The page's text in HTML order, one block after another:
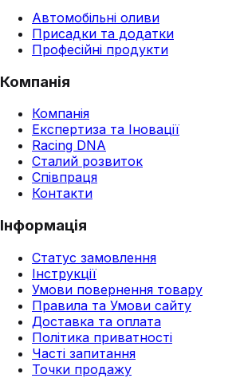
Автомобільні оливи
Присадки та додатки
Професійні продукти
Компанія
Компанія
Експертиза та Іновації
Racing DNA
Сталий розвиток
Співпраця
Контакти
Інформація
Статус замовлення
Інструкції
Умови повернення товару
Правила та Умови сайту
Доставка та оплата
Політика приватності
Часті запитання
Точки продажу